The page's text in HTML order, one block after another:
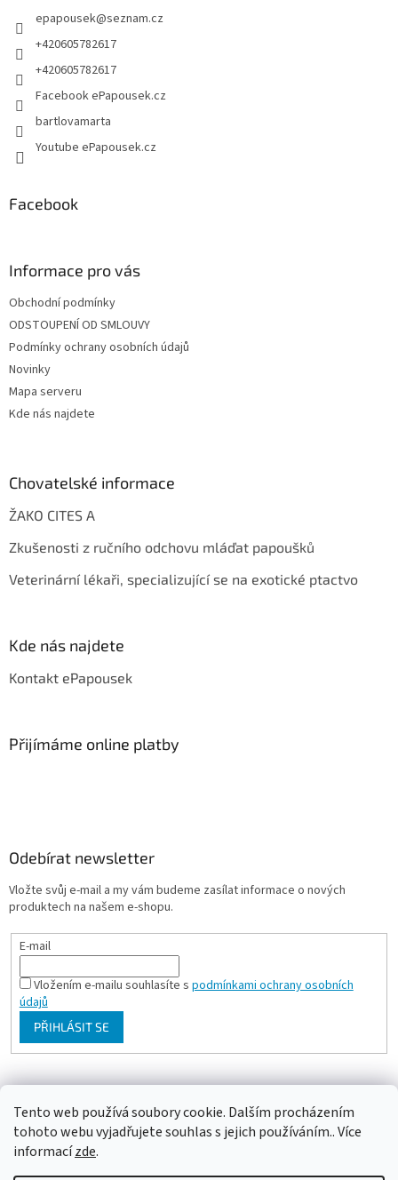
Tento web používá soubory cookie. Dalším procházením
tohoto webu vyjadřujete souhlas s jejich používáním.. Více
informacízde.
epapousek@seznam.cz
+420605782617
+420605782617
Facebook ePapousek.cz
bartlovamarta
Youtube ePapousek.cz
Facebook
Informace pro vás
Obchodní podmínky
ODSTOUPENÍ OD SMLOUVY
Podmínky ochrany osobních údajů
Novinky
Mapa serveru
Kde nás najdete
Chovatelské informace
ŽAKO CITES A
Zkušenosti z ručního odchovu mláďat papoušků
Veterinární lékaři, specializující se na exotické ptactvo
Kde nás najdete
Kontakt ePapousek
Přijímáme online platby
Odebírat newsletter
Vložte svůj e-mail a my vám budeme zasílat informace o nových
produktech na našem e-shopu.
E-mail
Vložením e-mailu souhlasíte s podmínkami ochrany osobních
údajů
PŘIHLÁSIT SE